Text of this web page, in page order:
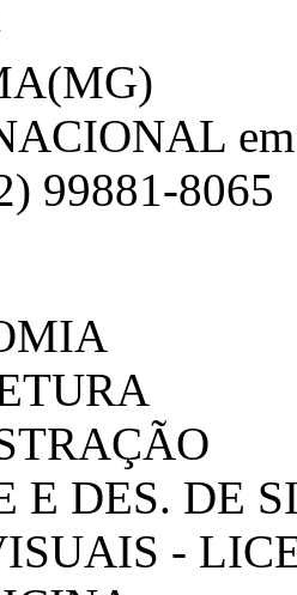
99881-8065
E DES. DE
-